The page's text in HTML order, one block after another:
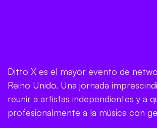
Ditto X es el mayor evento de
Reino Unido. Una jornada
reunir a artistas independientes y a
profesionalmente a la música con